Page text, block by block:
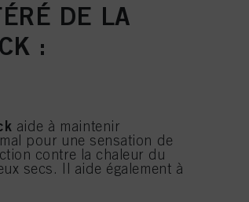
DE LA
:
aide à maintenir
pour une sensation de
contre la chaleur du
secs. Il aide également à